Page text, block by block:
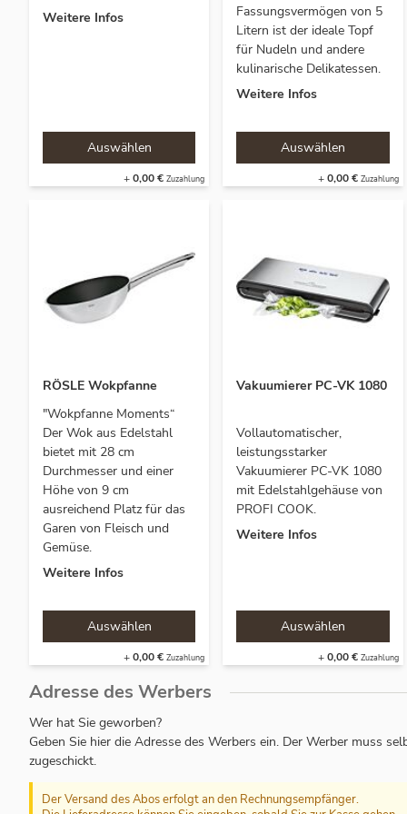
+0,00 €
Weitere Infos
+0,00 €
Fassungsvermögen von 5
Litern ist der ideale Topf
für Nudeln und andere
kulinarische Delikatessen.
Weitere Infos
RÖSLE Wokpfanne
+0,00 €
"Wokpfanne Moments“
Der Wok aus Edelstahl
bietet mit 28 cm
Durchmesser und einer
Höhe von 9 cm
ausreichend Platz für das
Garen von Fleisch und
Gemüse.
Weitere Infos
Vakuumierer PC-VK 1080
+0,00 €
Vollautomatischer,
leistungsstarker
Vakuumierer PC-VK 1080
mit Edelstahlgehäuse von
PROFI COOK.
Weitere Infos
Adresse des Werbers
Wer hat Sie geworben?
Geben Sie hier die Adresse des Werbers ein. Der Werber muss
zugeschickt.
Der Versand des Abos erfolgt an den Rechnungsempfänger.